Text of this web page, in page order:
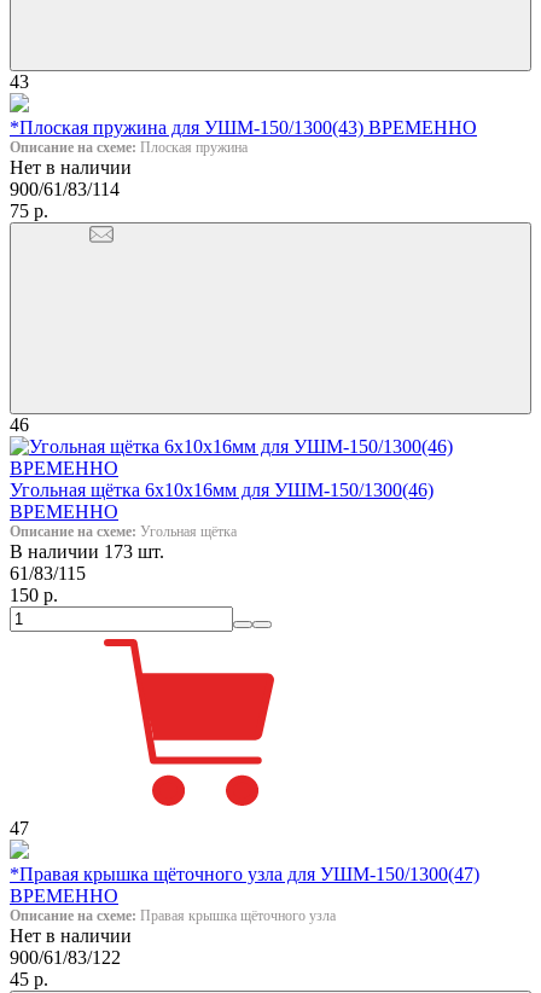
43
*Плоская пружина для УШМ-150/1300(43) ВРЕМЕННО
Описание на схеме: Плоская пружина
Нет в наличии
900/61/83/114
75 р.
46
Угольная щётка 6х10х16мм для УШМ-150/1300(46)
ВРЕМЕННО
Описание на схеме: Угольная щётка
В наличии 173 шт.
61/83/115
150 р.
47
*Правая крышка щёточного узла для УШМ-150/1300(47)
ВРЕМЕННО
Описание на схеме: Правая крышка щёточного узла
Нет в наличии
900/61/83/122
45 р.